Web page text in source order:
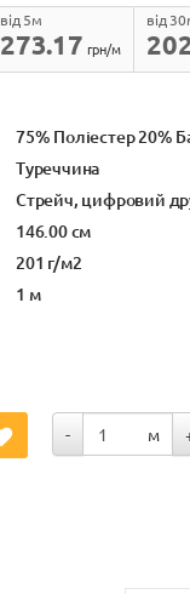
273.17
від 5м
грн/м
від
75% Поліестер 20%
Туреччина
Стрейч, цифровий
146.00 см
201 г/м2
1 м
- м